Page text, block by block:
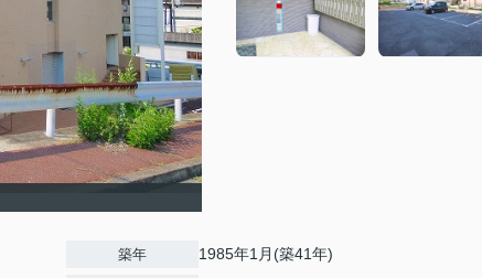
築年 1985年1月(築41年)